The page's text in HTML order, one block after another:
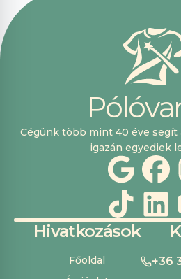
Pólóva
Cégünk több mint 40 éve segít
igazán egyediek
Hivatkozások
Főoldal
+36